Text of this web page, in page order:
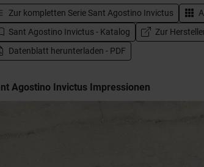
Zur kompletten Serie Sant Agostino Invictus
Sant Agostino Invictus - Katalog
Zur
Datenblatt herunterladen - PDF
Agostino Invictus Impressionen